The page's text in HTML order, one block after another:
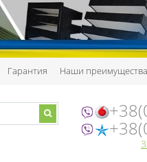
Гарантия Наши преимущества